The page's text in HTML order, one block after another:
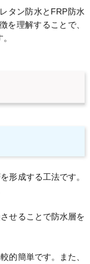
タン防水とFRP防水
を理解することで、
形成する工法です。
せることで防水層を
的簡単です。また、